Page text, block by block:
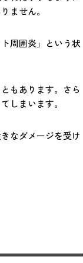
ません。
周囲炎」という状
もあります。さら
しまいます。
なダメージを受け